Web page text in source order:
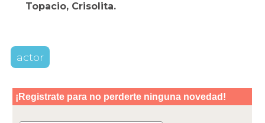
Topacio, Crisolita.
actor